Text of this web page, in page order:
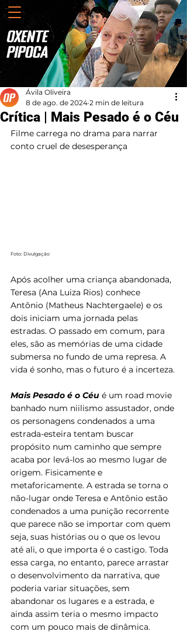
Crítica | Mais Pesado é o Céu
Ávila Oliveira
8 de ago. de 2024 2 min de leitura
Filme carrega no drama para narrar
conto cruel de desesperança
Foto: Divulgação
Após acolher uma criança abandonada,
Teresa (Ana Luiza Rios) conhece
Antônio (Matheus Nachtergaele) e os
dois iniciam uma jornada pelas
estradas. O passado em comum, para
eles, são as memórias de uma cidade
submersa no fundo de uma represa. A
vida é sonho, mas o futuro é a incerteza.
Mais Pesado é o Céu é um road movie
banhado num niilismo assustador, onde
os personagens condenados a uma
estrada-esteira tentam buscar
propósito num caminho que sempre
acaba por levá-los ao mesmo lugar de
origem. Fisicamente e
metaforicamente. A estrada se torna o
não-lugar onde Teresa e Antônio estão
condenados a uma punição recorrente
que parece não se importar com quem
seja, suas histórias ou o que os levou
até ali, o que importa é o castigo. Toda
essa carga, no entanto, parece arrastar
o desenvolvimento da narrativa, que
poderia variar situações, sem
abandonar os lugares e a estrada, e
ainda assim teria o mesmo impacto
com um pouco mais de dinâmica.